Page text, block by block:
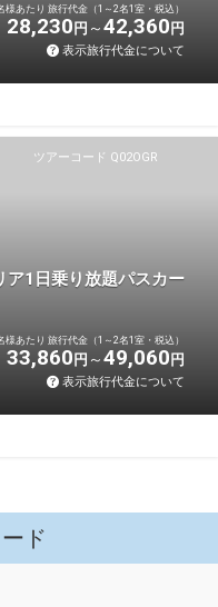
様あたり 旅行代金（1～2名1室・税込）
28,230 円 42,360 円
表示旅行代金について
ツアーコード Q02OGR
ア1日乗り放題パスカー
様あたり 旅行代金（1～2名1室・税込）
33,860 円 49,060 円
表示旅行代金について
ド